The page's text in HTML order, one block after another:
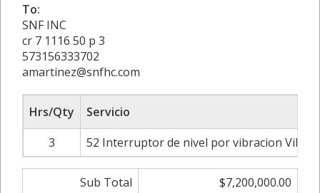
To:
SNF INC
cr 7 1116 50 p 3
573156333702
amartinez@snfhc.com
Hrs/Qty
Servicio
3
52 Interruptor de nivel por vibracion
Sub Total
$7,200,000.00